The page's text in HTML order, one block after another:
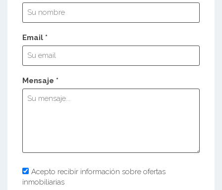
Email *
Mensaje *
Acepto recibir información sobre ofertas
inmobiliarias